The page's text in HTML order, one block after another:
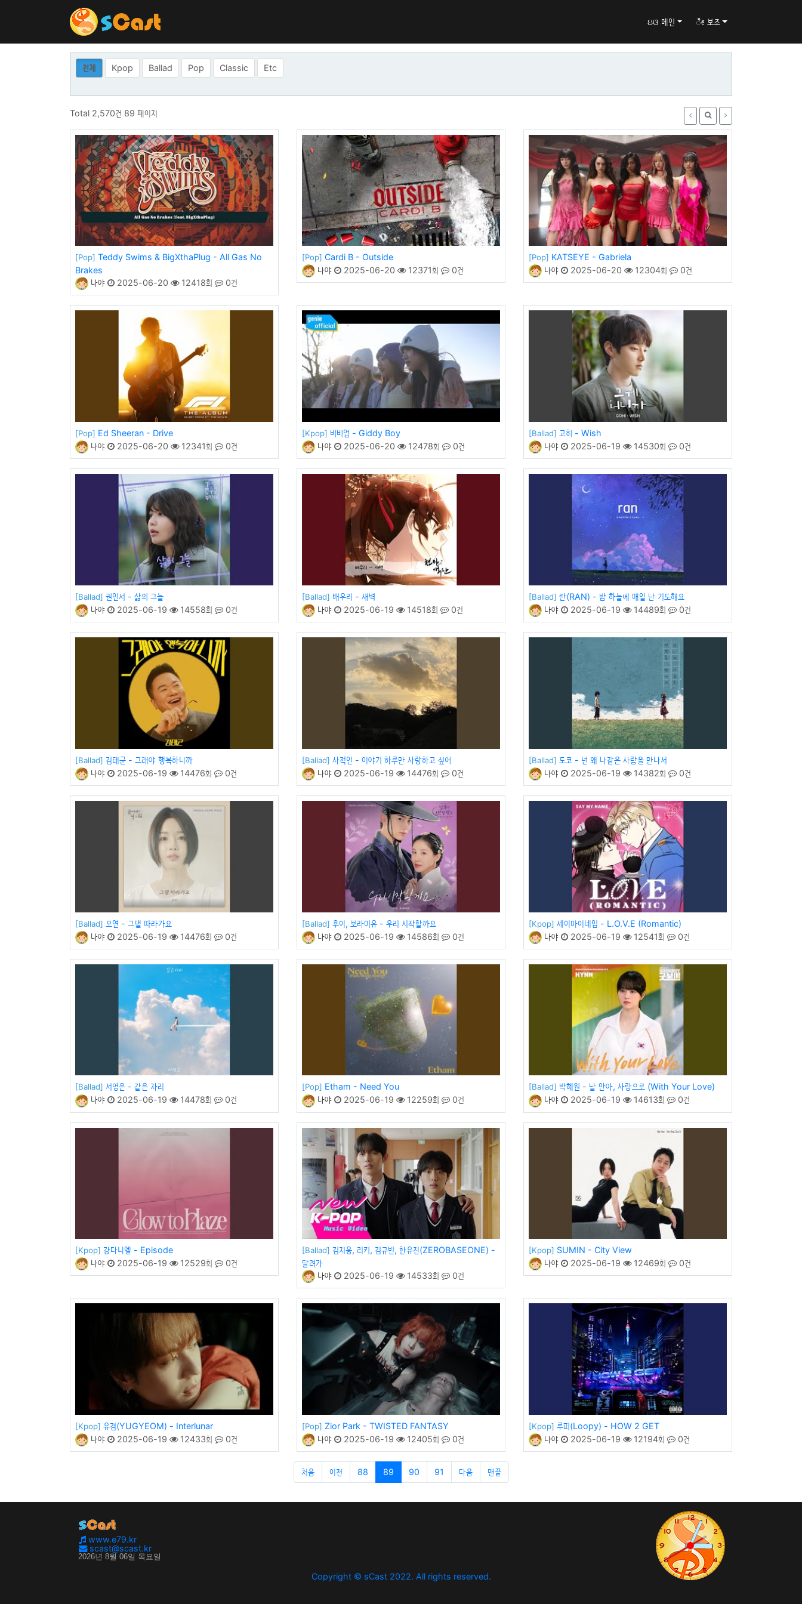
ઇଓ 메인 ೀ 보조
전체 Kpop Ballad Pop Classic Etc
Total 2,570건 89 페이지
[Pop] Teddy Swims & BigXthaPlug - All Gas No
Brakes
나야
2025-06-20 12418회 0건
[Pop] Cardi B - Outside
나야
2025-06-20 12371회 0건
[Pop] KATSEYE - Gabriela
나야
2025-06-20 12304회 0건
[Pop] Ed Sheeran - Drive
나야
2025-06-20 12341회 0건
[Kpop] 비비업 - Giddy Boy
나야
2025-06-20 12478회 0건
[Ballad] 고히 - Wish
나야
2025-06-19 14530회 0건
[Ballad] 권인서 - 삶의 그늘
나야
2025-06-19 14558회 0건
[Ballad] 배우리 - 새벽
나야
2025-06-19 14518회 0건
[Ballad] 란(RAN) - 밤 하늘에 매일 난 기도해요
나야
2025-06-19 14489회 0건
[Ballad] 김태균 - 그래야 행복하니까
나야
2025-06-19 14476회 0건
[Ballad] 사적인 - 이야기 하루만 사랑하고 싶어
나야
2025-06-19 14476회 0건
[Ballad] 도코 - 넌 왜 나같은 사람을 만나서
나야
2025-06-19 14382회 0건
[Ballad] 오연 - 그댈 따라가요
나야
2025-06-19 14476회 0건
[Ballad] 후이, 보라미유 - 우리 시작할까요
나야
2025-06-19 14586회 0건
[Kpop] 세이마이네임 - L.O.V.E (Romantic)
나야
2025-06-19 12541회 0건
[Ballad] 서영은 - 같은 자리
나야
2025-06-19 14478회 0건
[Pop] Etham - Need You
나야
2025-06-19 12259회 0건
[Ballad] 박혜원 - 날 안아, 사랑으로 (With Your Love)
나야
2025-06-19 14613회 0건
[Kpop] 강다니엘 - Episode
나야
2025-06-19 12529회 0건
[Ballad] 김지웅, 리키, 김규빈, 한유진(ZEROBASEONE) -
달려가
나야
2025-06-19 14533회 0건
[Kpop] SUMIN - City View
나야
2025-06-19 12469회 0건
[Kpop] 유겸(YUGYEOM) - Interlunar
나야
2025-06-19 12433회 0건
[Pop] Zior Park - TWISTED FANTASY
나야
2025-06-19 12405회 0건
[Kpop] 루피(Loopy) - HOW 2 GET
나야
2025-06-19 12194회 0건
처음 이전 88 89 90 91 다음 맨끝
www.e79.kr
scast@scast.kr
Copyright © sCast 2022. All rights reserved.